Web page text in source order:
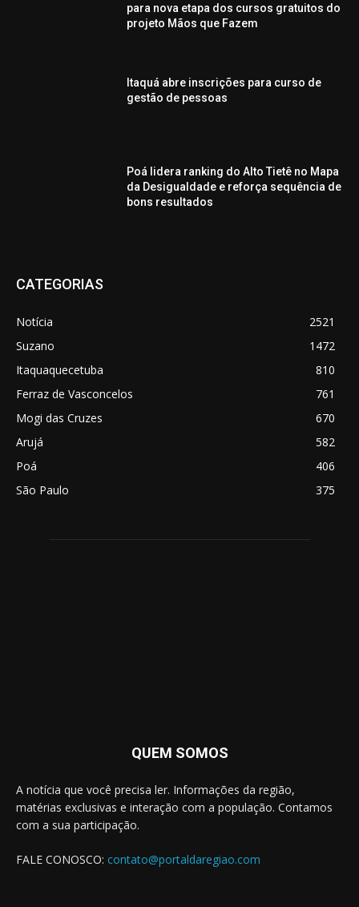
para nova etapa dos cursos gratuitos do
projeto Mãos que Fazem
Itaquá abre inscrições para curso de
gestão de pessoas
Poá lidera ranking do Alto Tietê no Mapa
da Desigualdade e reforça sequência de
bons resultados
CATEGORIAS
Notícia
2521
Suzano
1472
Itaquaquecetuba
810
Ferraz de Vasconcelos
761
Mogi das Cruzes
670
Arujá
582
Poá
406
São Paulo
375
QUEM SOMOS
A notícia que você precisa ler. Informações da região,
matérias exclusivas e interação com a população. Contamos
com a sua participação.
FALE CONOSCO: contato@portaldaregiao.com